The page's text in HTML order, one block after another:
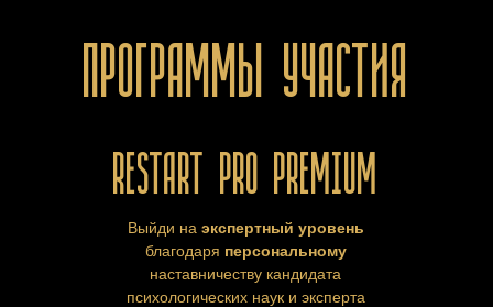
ПРОГРАММЫ УЧАСТИЯ
RESTART PRO PREMIUM
Выйди на экспертный уровень
благодаря персональному
наставничеству кандидата
психологических наук и эксперта